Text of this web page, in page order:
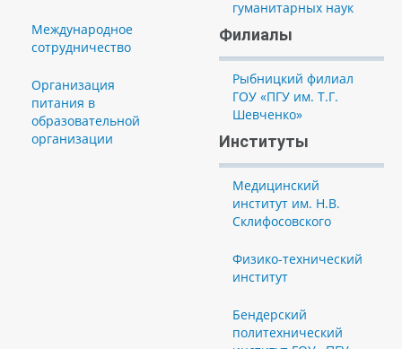
Международное
сотрудничество
Организация
питания в
образовательной
организации
гуманитарных наук
Филиалы
Рыбницкий филиал
ГОУ «ПГУ им. Т.Г.
Шевченко»
Институты
Медицинский
институт им. Н.В.
Склифосовского
Физико-технический
институт
Бендерский
политехнический